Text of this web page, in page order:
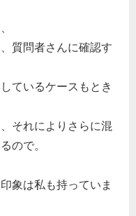
質問者さんに確認す
ているケースもとき
それによりさらに混
ので。
象は私も持っていま